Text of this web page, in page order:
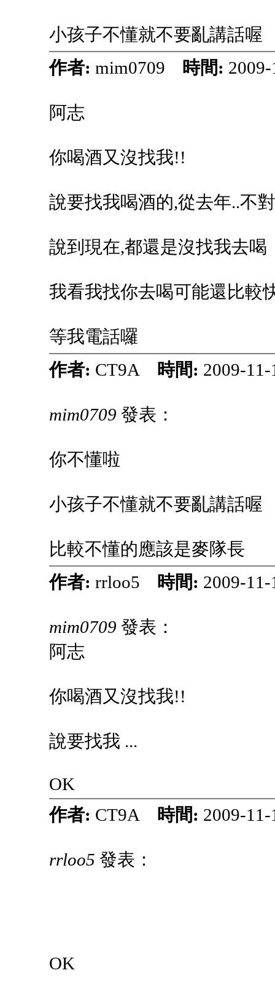
小孩子不懂就不要亂講話喔
作者: mim0709 時間:
阿志
你喝酒又沒找我!!
說要找我喝酒的,從去年..不
說到現在,都還是沒找我去喝
我看我找你去喝可能還比較
等我電話囉
作者: CT9A 時間: 2009-
mim0709 發表：
你不懂啦
小孩子不懂就不要亂講話喔
比較不懂的應該是麥隊長
作者: rrloo5 時間: 2009-
mim0709 發表：
阿志
你喝酒又沒找我!!
說要找我 ...
OK
作者: CT9A 時間: 2009-
rrloo5 發表：
OK